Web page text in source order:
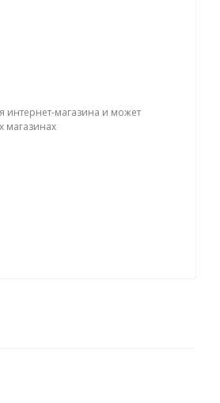
интернет-магазина и может
магазинах